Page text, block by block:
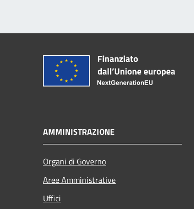
AMMINISTRAZIONE
Organi di Governo
Aree Amministrative
Uffici